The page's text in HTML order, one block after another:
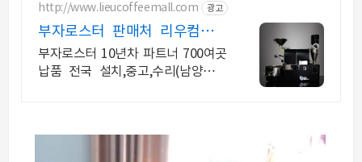
http://www.lieucoffeemall.com 광고
부자로스터 판매처 리우컴퍼니
내가찾던로스터기,정말이가격?
부자로스터 10년차 파트너 700여곳
납품 전국 설치,중고,수리(남양주쇼